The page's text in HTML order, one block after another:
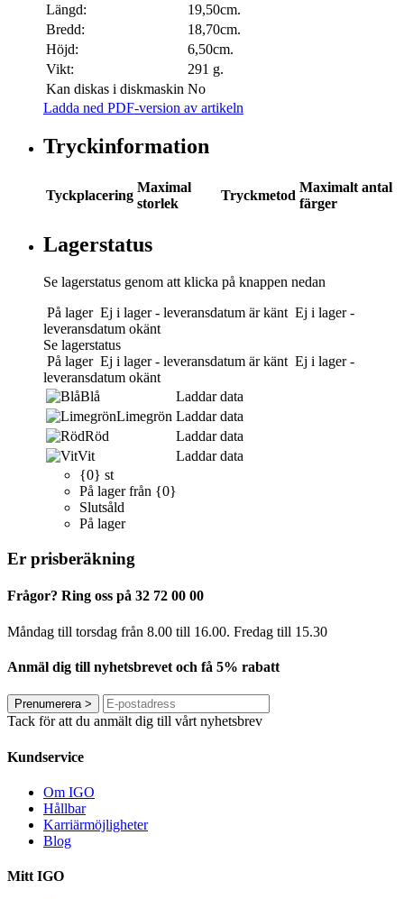
Längd:
19,50cm.
Bredd:
18,70cm.
Höjd:
6,50cm.
Vikt:
291 g.
Kan diskas i diskmaskin No
Ladda ned PDF-version av artikeln
Tryckinformation
Tyckplacering
Maximal
storlek
Tryckmetod
Maximalt antal
färger
Lagerstatus
Se lagerstatus genom att klicka på knappen nedan
På lager Ej i lager - leveransdatum är känt Ej i lager -
leveransdatum okänt
Se lagerstatus
På lager Ej i lager - leveransdatum är känt Ej i lager -
leveransdatum okänt
Blå
Laddar data
Limegrön Laddar data
Röd
Laddar data
Vit
Laddar data
{0} st
På lager från {0}
Slutsåld
På lager
Er prisberäkning
Frågor? Ring oss på 32 72 00 00
Måndag till torsdag från 8.00 till 16.00. Fredag ​​till 15.30
Anmäl dig till nyhetsbrevet och få 5% rabatt
Prenumerera>
Tack för att du anmält dig till vårt nyhetsbrev
Kundservice
Om IGO
Hållbar
Karriärmöjligheter
Blog
Mitt IGO